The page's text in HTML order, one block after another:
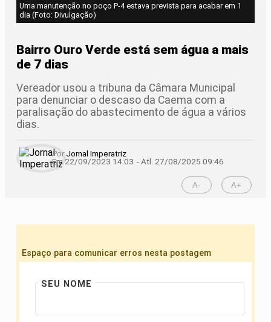
Uma manutenção no poço P-4 estava prevista para acabar em 1
dia (Foto: Divulgação)
Bairro Ouro Verde está sem água a mais
de 7 dias
Vereador usou a tribuna da Câmara Municipal
para denunciar o descaso da Caema com a
paralisação do abastecimento de água a vários
dias.
PorJornal Imperatriz
Em 22/09/2023 14:03 - Atl. 27/08/2025 09:46
A- A+
Espaço para comunicar erros nesta postagem
SEU NOME